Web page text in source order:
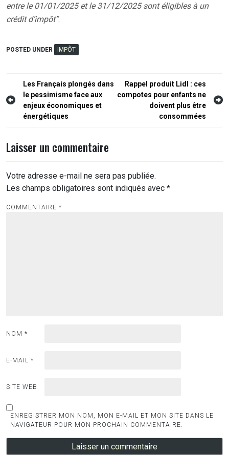
entre le 01/01/2025 et le 31/12/2025 sont éligibles à un
crédit d’impôt”.
POSTED UNDER IMPÔT
Navigation
de
l’article
Les Français plongés dans
le pessimisme face aux
enjeux économiques et
énergétiques
Rappel produit Lidl : ces
compotes pour enfants ne
doivent plus être
consommées
Laisser un commentaire
Votre adresse e-mail ne sera pas publiée.
Les champs obligatoires sont indiqués avec *
COMMENTAIRE *
NOM *
E-MAIL *
SITE WEB
ENREGISTRER MON NOM, MON E-MAIL ET MON SITE DANS LE
NAVIGATEUR POUR MON PROCHAIN COMMENTAIRE.